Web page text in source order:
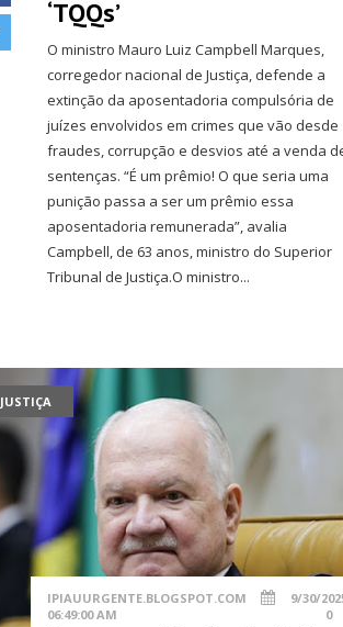
‘TQQs’
O ministro Mauro Luiz Campbell Marques,
corregedor nacional de Justiça, defende a
extinção da aposentadoria compulsória de
juízes envolvidos em crimes que vão desde
fraudes, corrupção e desvios até a venda
sentenças. “É um prêmio! O que seria uma
punição passa a ser um prêmio essa
aposentadoria remunerada”, avalia
Campbell, de 63 anos, ministro do Superior
Tribunal de Justiça.O ministro...
JUSTIÇA
IPIAUURGENTE.BLOGSPOT.COM
9/30/
06:49:00 AM
0